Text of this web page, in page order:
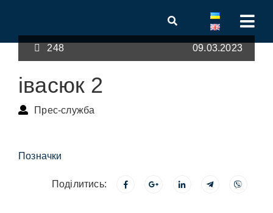
248 09.03.2023
івасюк 2
Прес-служба
Позначки
Поділитись: